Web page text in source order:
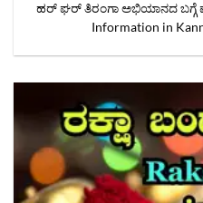
ಹರ್ ಘರ್ ತಿರಂಗಾ ಅಭಿಯಾನದ ಬಗ್ಗೆ
Information in